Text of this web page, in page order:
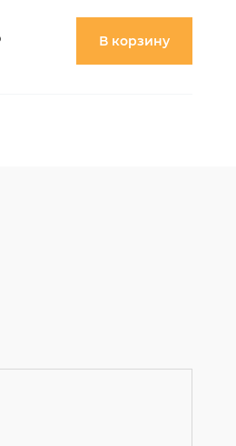
В корзину